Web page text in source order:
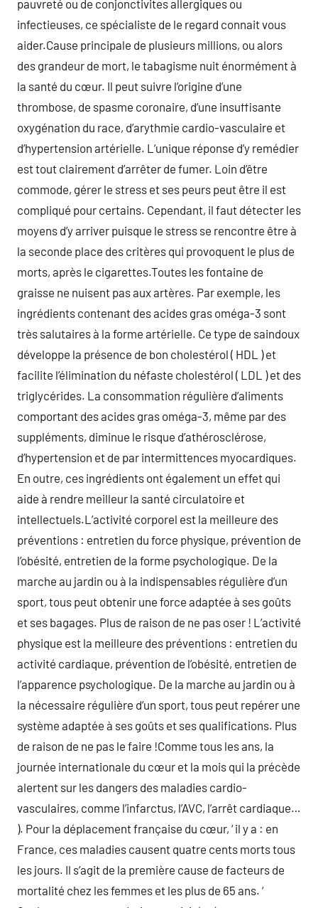
pauvreté ou de conjonctivites allergiques ou
infectieuses, ce spécialiste de le regard connait vous
aider.Cause principale de plusieurs millions, ou alors
des grandeur de mort, le tabagisme nuit énormément à
la santé du cœur. Il peut suivre l’origine d’une
thrombose, de spasme coronaire, d’une insuffisante
oxygénation du race, d’arythmie cardio-vasculaire et
d’hypertension artérielle. L’unique réponse d’y remédier
est tout clairement d’arrêter de fumer. Loin d’être
commode, gérer le stress et ses peurs peut être il est
compliqué pour certains. Cependant, il faut détecter les
moyens d’y arriver puisque le stress se rencontre être à
la seconde place des critères qui provoquent le plus de
morts, après le cigarettes.Toutes les fontaine de
graisse ne nuisent pas aux artères. Par exemple, les
ingrédients contenant des acides gras oméga-3 sont
très salutaires à la forme artérielle. Ce type de saindoux
développe la présence de bon cholestérol ( HDL ) et
facilite l’élimination du néfaste cholestérol ( LDL ) et des
triglycérides. La consommation régulière d’aliments
comportant des acides gras oméga-3, même par des
suppléments, diminue le risque d’athérosclérose,
d’hypertension et de par intermittences myocardiques.
En outre, ces ingrédients ont également un effet qui
aide à rendre meilleur la santé circulatoire et
intellectuels.L’activité corporel est la meilleure des
préventions : entretien du force physique, prévention de
l’obésité, entretien de la forme psychologique. De la
marche au jardin ou à la indispensables régulière d’un
sport, tous peut obtenir une force adaptée à ses goûts
et ses bagages. Plus de raison de ne pas oser ! L’activité
physique est la meilleure des préventions : entretien du
activité cardiaque, prévention de l’obésité, entretien de
l’apparence psychologique. De la marche au jardin ou à
la nécessaire régulière d’un sport, tous peut repérer une
système adaptée à ses goûts et ses qualifications. Plus
de raison de ne pas le faire !Comme tous les ans, la
journée internationale du cœur et la mois qui la précède
alertent sur les dangers des maladies cardio-
vasculaires, comme l’infarctus, l’AVC, l’arrêt cardiaque…
). Pour la déplacement française du cœur, ‘ il y a : en
France, ces maladies causent quatre cents morts tous
les jours. Il s’agit de la première cause de facteurs de
mortalité chez les femmes et les plus de 65 ans. ‘